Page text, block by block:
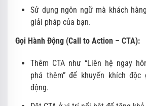
Sử dụng ngôn ngữ mà khách
giải pháp của bạn.
Gọi Hành Động (Call to Action – CTA):
Thêm CTA như “Liên hệ ngay
phá thêm” để khuyến khích
động.